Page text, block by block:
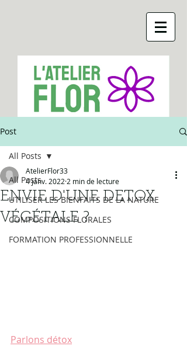
Post
All Posts
UTILISER LES BIENFAITS DE LA NATURE
COMPOSITIONS FLORALES
FORMATION PROFESSIONNELLE
All Posts
ENVIE D'UNE DETOX
VÉGÉTALE ?
AtelierFlor33
4 janv. 2022 2 min de lecture
Parlons détox